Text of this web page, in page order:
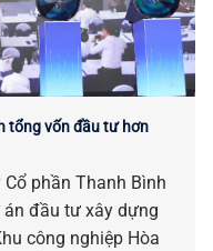
tổng vốn đầu tư hơn
Cổ phần Thanh Bình
đầu tư xây dựng
công nghiệp Hòa